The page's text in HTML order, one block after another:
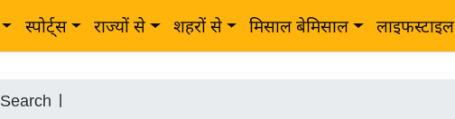
स्पोर्ट्स राज्यों से शहरों से मिसाल बेमिसाल लाइफस्टाइल
Search